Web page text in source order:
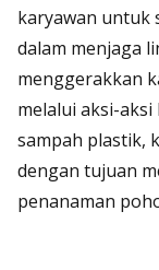
karyawan untuk
dalam menjaga
menggerakkan
melalui aksi-
sampah plastik,
dengan tujuan
penanaman